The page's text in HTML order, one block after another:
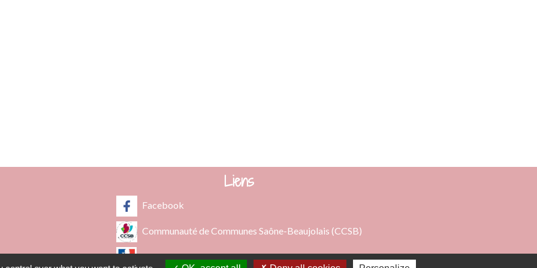
Liens
Facebook
Communauté de Communes Saône-Beaujolais (CCSB)
Géoportail